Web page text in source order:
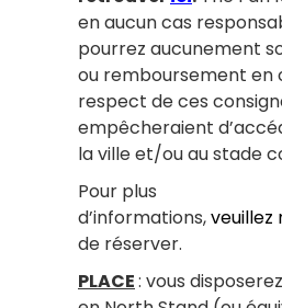
en aucun cas
pourrez aucunement
ou remboursement en
respect de ces
empêcheraient
la ville et/ou au stade
Pour plus
d’informations,
de réserver.
PLACE: vous